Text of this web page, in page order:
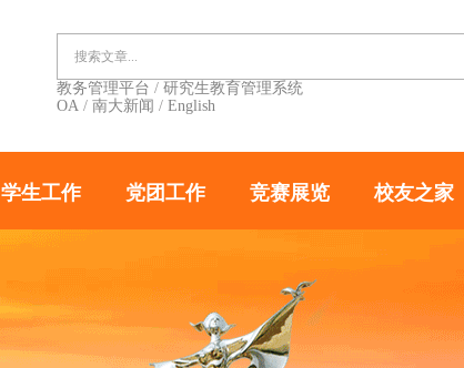
教务管理平台 / 研究生教育管理系统
OA / 南大新闻 / English
学生工作 党团工作 竞赛展览 校友之家